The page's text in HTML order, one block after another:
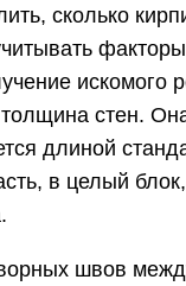
сколько
искомого
стен.
длиной
в целый
швов